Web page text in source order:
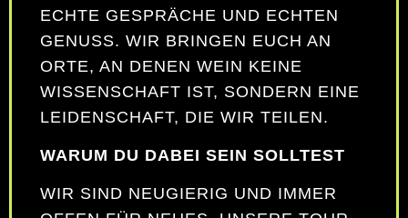
ECHTE GESPRÄCHE UND ECHTEN
GENUSS. WIR BRINGEN EUCH AN
ORTE, AN DENEN WEIN KEINE
WISSENSCHAFT IST, SONDERN EINE
LEIDENSCHAFT, DIE WIR TEILEN.
WARUM DU DABEI SEIN SOLLTEST
WIR SIND NEUGIERIG UND IMMER